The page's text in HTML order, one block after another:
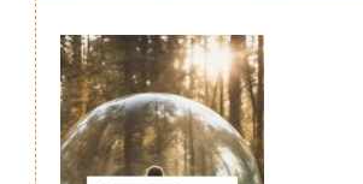
Navigation
de